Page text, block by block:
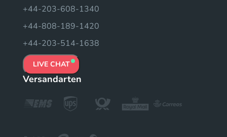
+44-203-608-1340
+44-808-189-1420
+44-203-514-1638
LIVE CHAT
Versandarten